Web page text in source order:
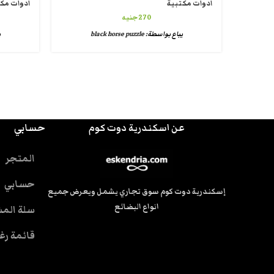
ادوات مكتبية
270جنيه
يباع بواسطة:black horse puzzle
ادوات
عن اسكندرية دوت كوم
إسكندرية دوت كوم سوق تجاري يشمل ويعرض جميع
انواع البضائع
حسابي
المتجر
حسابي
سلة
قائمة